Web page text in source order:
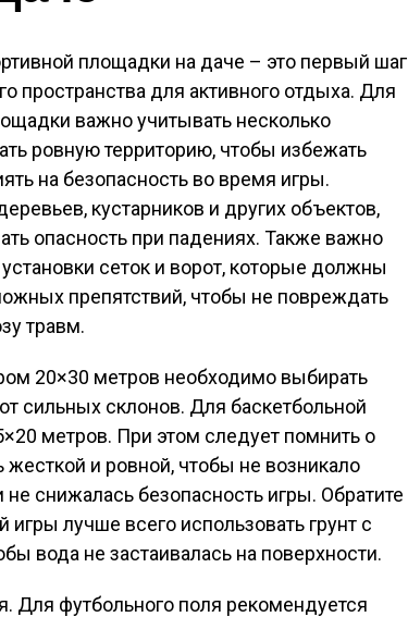
площадки на даче – это первый шаг
пространства для активного отдыха. Для
важно учитывать несколько
ровную территорию, чтобы избежать
на безопасность во время игры.
кустарников и других объектов,
опасность при падениях. Также важно
сеток и ворот, которые должны
препятствий, чтобы не повреждать
травм.
20×30 метров необходимо выбирать
сильных склонов. Для баскетбольной
метров. При этом следует помнить о
и ровной, чтобы не возникало
снижалась безопасность игры. Обратите
игры лучше всего использовать грунт с
вода не застаивалась на поверхности.
футбольного поля рекомендуется